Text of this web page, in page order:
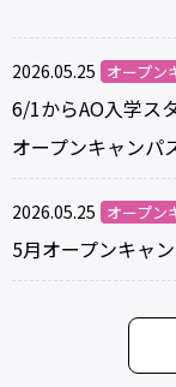
2026.05.25 オープン
6/1からAO入学ス
オープンキャンパ
2026.05.25 オープン
5月オープンキャ